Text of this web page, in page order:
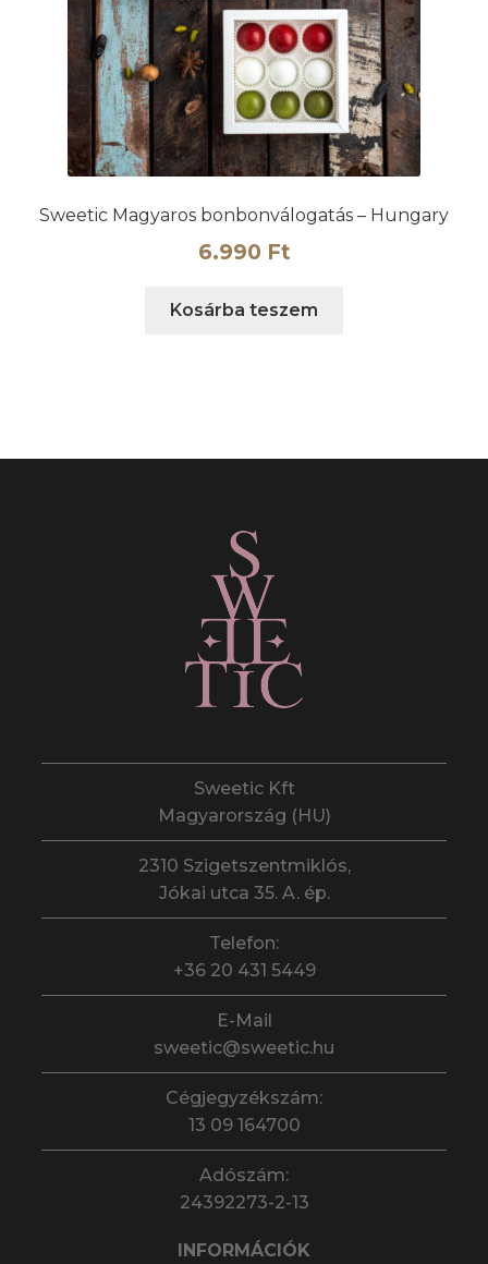
ki
Sweetic Magyaros bonbonválogatás – Hungary
6.990 Ft
Kosárba teszem
Sweetic Kft
Magyarország (HU)
2310 Szigetszentmiklós,
Jókai utca 35. A. ép.
Telefon:
+36 20 431 5449
E-Mail
sweetic@sweetic.hu
Cégjegyzékszám:
13 09 164700
Adószám:
24392273-2-13
INFORMÁCIÓK